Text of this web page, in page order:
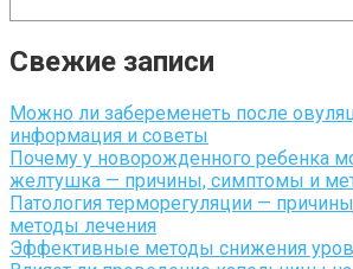
Свежие записи
Можно ли забеременеть после
информация и советы
Почему у новорожденного ребенка
желтушка — причины, симптомы и
Патология терморегуляции —
методы лечения
Эффективные методы снижения